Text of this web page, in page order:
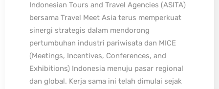
Indonesian Tours and Travel Agencies (ASITA)
bersama Travel Meet Asia terus memperkuat
sinergi strategis dalam mendorong
pertumbuhan industri pariwisata dan MICE
(Meetings, Incentives, Conferences, and
Exhibitions) Indonesia menuju pasar regional
dan global. Kerja sama ini telah dimulai sejak